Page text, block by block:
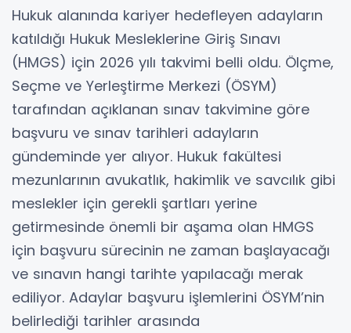
Hukuk alanında kariyer hedefleyen adayların
katıldığı Hukuk Mesleklerine Giriş Sınavı
(HMGS) için 2026 yılı takvimi belli oldu. Ölçme,
Seçme ve Yerleştirme Merkezi (ÖSYM)
tarafından açıklanan sınav takvimine göre
başvuru ve sınav tarihleri adayların
gündeminde yer alıyor. Hukuk fakültesi
mezunlarının avukatlık, hakimlik ve savcılık gibi
meslekler için gerekli şartları yerine
getirmesinde önemli bir aşama olan HMGS
için başvuru sürecinin ne zaman başlayacağı
ve sınavın hangi tarihte yapılacağı merak
ediliyor. Adaylar başvuru işlemlerini ÖSYM’nin
belirlediği tarihler arasında